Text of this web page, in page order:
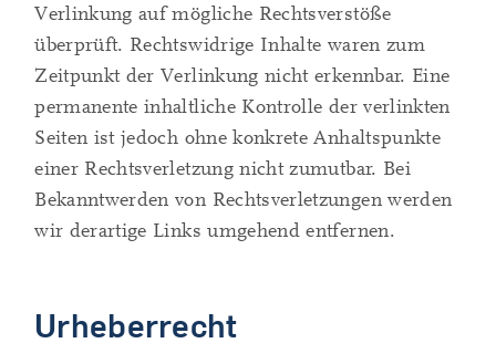
Verlinkung auf mögliche Rechtsverstöße
überprüft. Rechtswidrige Inhalte waren zum
Zeitpunkt der Verlinkung nicht erkennbar. Eine
permanente inhaltliche Kontrolle der verlinkten
Seiten ist jedoch ohne konkrete Anhaltspunkte
einer Rechtsverletzung nicht zumutbar. Bei
Bekanntwerden von Rechtsverletzungen werden
wir derartige Links umgehend entfernen.
Urheberrecht